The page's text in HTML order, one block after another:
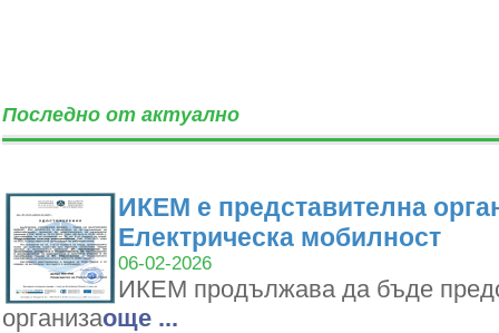
Последно от актуално
ИКЕМ е представителна
Електрическа мобилност
06-02-2026
ИКЕМ продължава да бъде
организаoще ...